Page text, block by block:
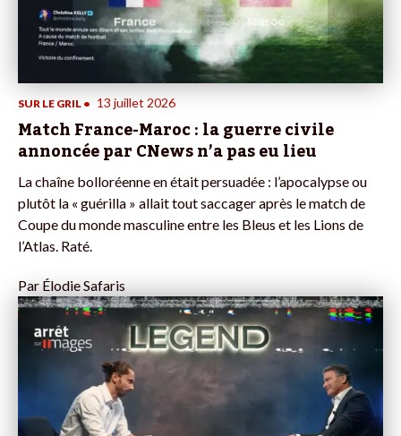
SUR LE GRIL • 13 juillet 2026
Match France-Maroc : la guerre civile
annoncée par CNews n’a pas eu lieu
La chaîne bolloréenne en était persuadée : l’apocalypse ou
plutôt la « guérilla » allait tout saccager après le match de
Coupe du monde masculine entre les Bleus et les Lions de
l’Atlas. Raté.
Par Élodie Safaris